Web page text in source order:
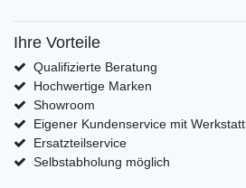
Ihre Vorteile
Qualifizierte Beratung
Hochwertige Marken
Showroom
Eigener Kundenservice mit Werkstatt
Ersatzteilservice
Selbstabholung möglich